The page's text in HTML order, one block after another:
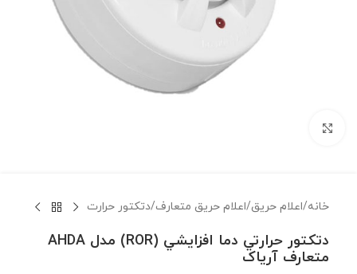
خانه/اعلام حريق/اعلام حريق متعارف/دتكتور حرارت
دتكتور حرارتي دما افزايشي (ROR) مدل AHDA
متعارف آریاک